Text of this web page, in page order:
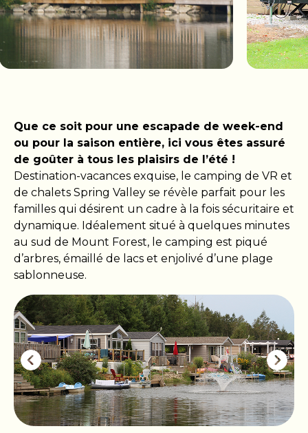
Que ce soit pour une escapade de week-end
ou pour la saison entière, ici vous êtes assuré
de goûter à tous les plaisirs de l’été !
Destination-vacances exquise, le camping de VR et
de chalets Spring Valley se révèle parfait pour les
familles qui désirent un cadre à la fois sécuritaire et
dynamique. Idéalement situé à quelques minutes
au sud de Mount Forest, le camping est piqué
d’arbres, émaillé de lacs et enjolivé d’une plage
sablonneuse.